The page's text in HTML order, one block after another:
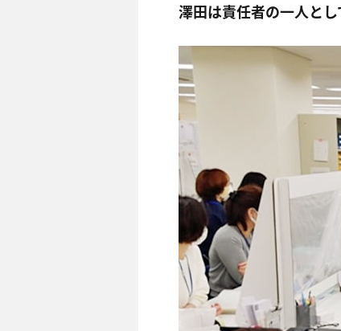
澤田は責任者の一人と